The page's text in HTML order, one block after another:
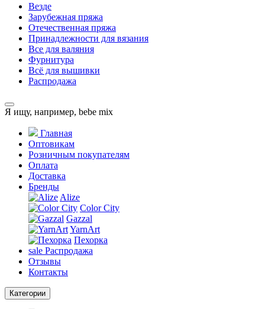
Везде
Зарубежная пряжа
Отечественная пряжа
Принадлежности для вязания
Все для валяния
Фурнитура
Всё для вышивки
Распродажа
Я ищу, например, bebe mix
Главная
Оптовикам
Розничным покупателям
Оплата
Доставка
Бренды
Alize
Color City
Gazzal
YarnArt
Пехорка
sale Распродажа
Отзывы
Контакты
Категории